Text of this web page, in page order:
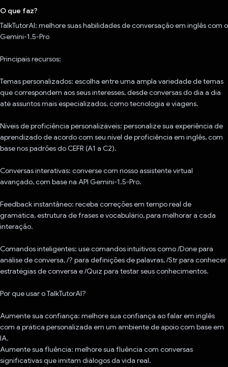
O que faz?
TalkTutorAI: melhore suas habilidades de conversação em inglês com o
Gemini-1.5-Pro
Principais recursos:
Temas personalizados: escolha entre uma ampla variedade de temas
que correspondem aos seus interesses, desde conversas do dia a dia
até assuntos mais especializados, como tecnologia e viagens.
Níveis de proficiência personalizáveis: personalize sua experiência de
aprendizado de acordo com seu nível de proficiência em inglês, com
base nos padrões do CEFR (A1 a C2).
Conversas interativas: converse com nosso assistente virtual
avançado, com base na API Gemini-1.5-Pro.
Feedback instantâneo: receba correções em tempo real de
gramática, estrutura de frases e vocabulário, para melhorar a cada
interação.
Comandos inteligentes: use comandos intuitivos como /Done para
análise de conversa, /? para definições de palavras, /Str para conhecer
estratégias de conversa e /Quiz para testar seus conhecimentos.
Por que usar o TalkTutorAI?
Aumente sua confiança: melhore sua confiança ao falar em inglês
com a prática personalizada em um ambiente de apoio com base em
IA.
Aumente sua fluência: melhore sua fluência com conversas
significativas que imitam diálogos da vida real.